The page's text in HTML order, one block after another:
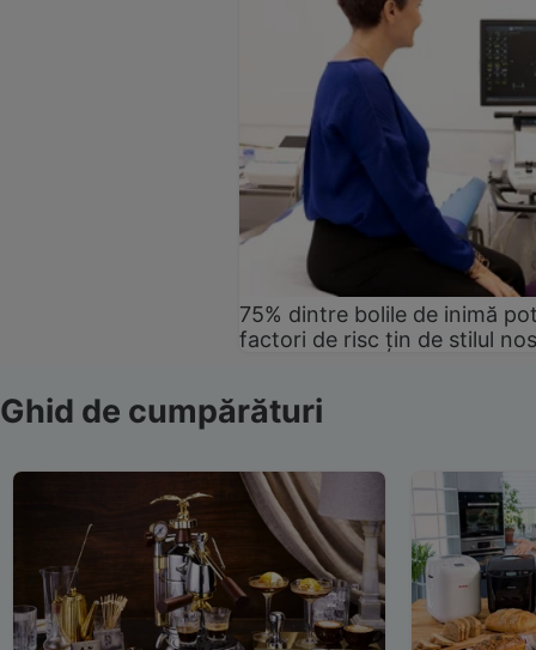
75% dintre bolile de inimă
factori de risc țin de stilul
Ghid de cumpărături